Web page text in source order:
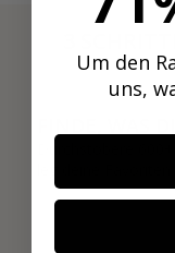
01
leg deine
Um den
uns,